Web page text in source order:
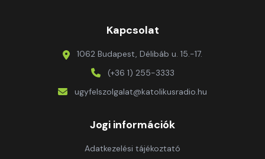
Kapcsolat
1062 Budapest, Délibáb u. 15.-17.
(+36 1) 255-3333
ugyfelszolgalat@katolikusradio.hu
Jogi információk
Adatkezelési tájékoztató